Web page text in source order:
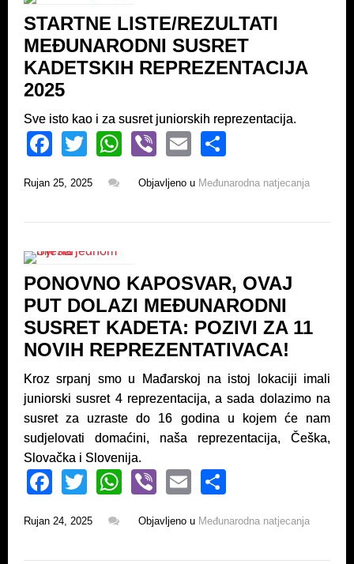
o
k
p
STARTNE LISTE/REZULTATI
MEĐUNARODNI SUSRET
KADETSKIH REPREZENTACIJA
2025
Sve isto kao i za susret juniorskih reprezentacija.
F
c
e
o
k
T
tt
er
W
at
s
p
Vi
er
E
ail ar
e
Rujan 25, 2025 Objavljeno u Međunarodna natjecanja
PONOVNO KAPOSVAR, OVAJ
PUT DOLAZI MEĐUNARODNI
SUSRET KADETA: POZIVI ZA 11
NOVIH REPREZENTATIVACA!
Kroz srpanj smo u Mađarskoj na istoj lokaciji imali
juniorski susret 4 reprezentacija, a sada dolazimo na
susret za uzraste do 16 godina u kojem će nam
sudjelovati domaćini, naša reprezentacija, Češka,
Slovačka i Slovenija.
F
c
e
T
tt
er
W
at
s
Vi
er
E
ail ar
e
Rujan 24, 2025 Objavljeno u Međunarodna natjecanja